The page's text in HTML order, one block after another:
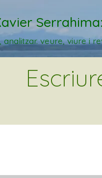
analitzar. veure, viure i